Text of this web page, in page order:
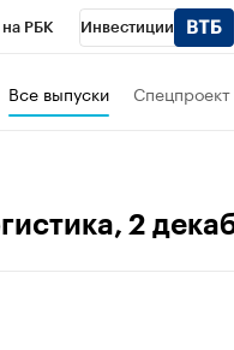
РБК Инвестиции
Проверка
Все выпуски Спецпроект
, 2